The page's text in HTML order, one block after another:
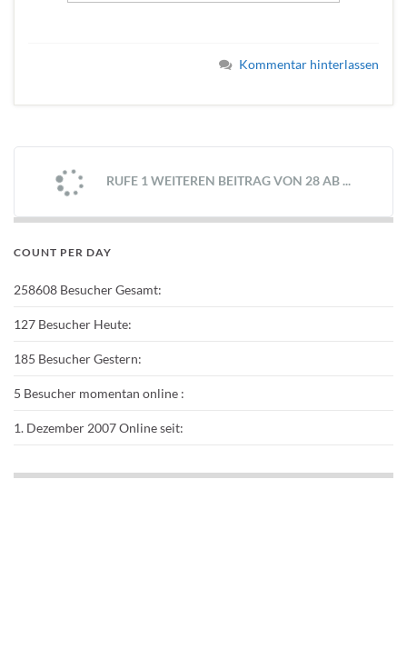
Kommentar hinterlassen
RUFE 1 WEITEREN BEITRAG VON 28 AB ...
COUNT PER DAY
258608 Besucher Gesamt:
127 Besucher Heute:
185 Besucher Gestern:
5 Besucher momentan online :
1. Dezember 2007Online seit: